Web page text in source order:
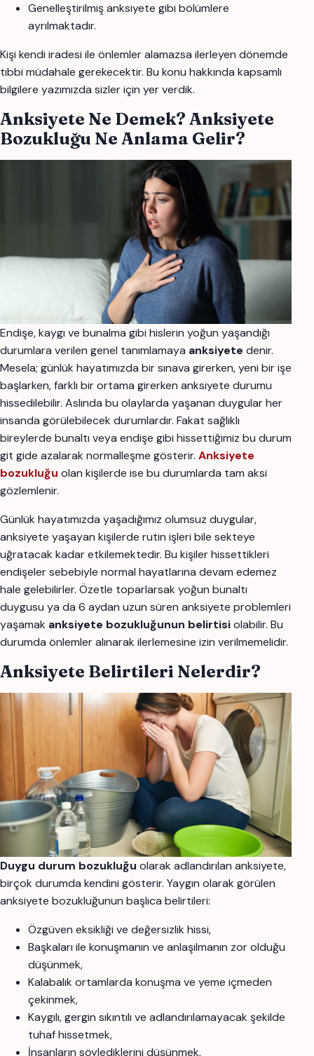
Genelleştirilmiş anksiyete gibi bölümlere
ayrılmaktadır.
Kişi kendi iradesi ile önlemler alamazsa ilerleyen dönemde
tıbbi müdahale gerekecektir. Bu konu hakkında kapsamlı
bilgilere yazımızda sizler için yer verdik.
Anksiyete Ne Demek? Anksiyete
Bozukluğu Ne Anlama Gelir?
Endişe, kaygı ve bunalma gibi hislerin yoğun yaşandığı
durumlara verilen genel tanımlamaya anksiyete denir.
Mesela; günlük hayatımızda bir sınava girerken, yeni bir işe
başlarken, farklı bir ortama girerken anksiyete durumu
hissedilebilir. Aslında bu olaylarda yaşanan duygular her
insanda görülebilecek durumlardır. Fakat sağlıklı
bireylerde bunaltı veya endişe gibi hissettiğimiz bu durum
git gide azalarak normalleşme gösterir. Anksiyete
bozukluğu olan kişilerde ise bu durumlarda tam aksi
gözlemlenir.
Günlük hayatımızda yaşadığımız olumsuz duygular,
anksiyete yaşayan kişilerde rutin işleri bile sekteye
uğratacak kadar etkilemektedir. Bu kişiler hissettikleri
endişeler sebebiyle normal hayatlarına devam edemez
hale gelebilirler. Özetle toparlarsak yoğun bunaltı
duygusu ya da 6 aydan uzun süren anksiyete problemleri
yaşamak anksiyete bozukluğunun belirtisiolabilir. Bu
durumda önlemler alınarak ilerlemesine izin verilmemelidir.
Anksiyete Belirtileri Nelerdir?
Duygu durum bozukluğu olarak adlandırılan anksiyete,
birçok durumda kendini gösterir. Yaygın olarak görülen
anksiyete bozukluğunun başlıca belirtileri:
Özgüven eksikliği ve değersizlik hissi,
Başkaları ile konuşmanın ve anlaşılmanın zor olduğu
düşünmek,
Kalabalık ortamlarda konuşma ve yeme içmeden
çekinmek,
Kaygılı, gergin sıkıntılı ve adlandırılamayacak şekilde
tuhaf hissetmek,
İnsanların söylediklerini düşünmek,